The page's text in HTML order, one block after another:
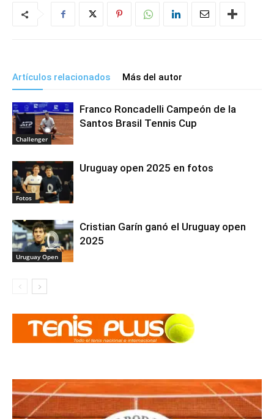
Artículos relacionados Más del autor
Challenger
Franco Roncadelli Campeón de la
Santos Brasil Tennis Cup
Fotos
Uruguay open 2025 en fotos
Uruguay Open
Cristian Garín ganó el Uruguay open
2025